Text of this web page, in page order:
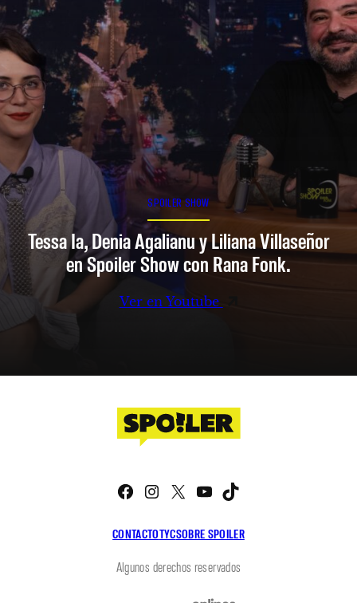
SPOILER SHOW
Tessa Ia, Denia Agalianu y Liliana Villaseñor
en Spoiler Show con Rana Fonk.
Ver en Youtube
CONTACTOTYCSOBRE SPOILER
Facebook
Instagram
X YouTube
Algunos derechos reservados